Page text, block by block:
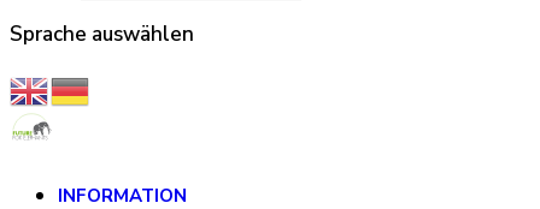
Sprache auswählen
INFORMATION